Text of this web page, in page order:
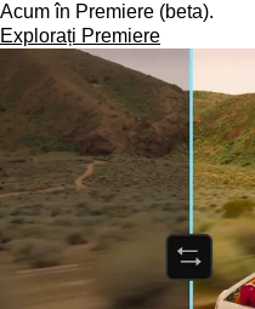
Acum în Premiere (beta).
Explorați Premiere